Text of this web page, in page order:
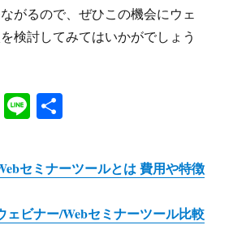
がるので、ぜひこの機会にウェ
検討してみてはいかがでしょう
H Li
セミナーツールとは 費用や特徴
ェビナー/Webセミナーツール比較